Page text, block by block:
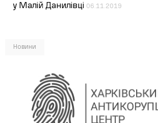
у Малій Данилівці 06.11.2019
Новини